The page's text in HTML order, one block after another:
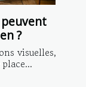
?
visuelles,